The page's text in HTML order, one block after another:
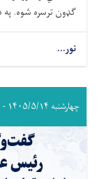
ګډون ترسره شوه. په
نور...
چهارشنبه ۱۴۰۵/۵/۱۴ - ۱۵:۳۱